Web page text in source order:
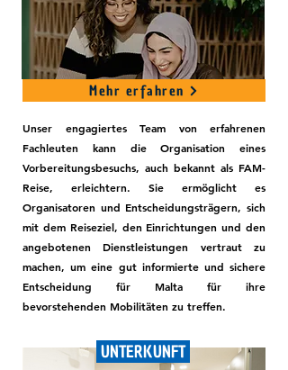
Mehr erfahren
Unser engagiertes Team von erfahrenen
Fachleuten kann die Organisation eines
Vorbereitungsbesuchs, auch bekannt als FAM-
Reise, erleichtern. Sie ermöglicht es
Organisatoren und Entscheidungsträgern, sich
mit dem Reiseziel, den Einrichtungen und den
angebotenen Dienstleistungen vertraut zu
machen, um eine gut informierte und sichere
Entscheidung für Malta für ihre
bevorstehenden Mobilitäten zu treffen.
UNTERKUNFT